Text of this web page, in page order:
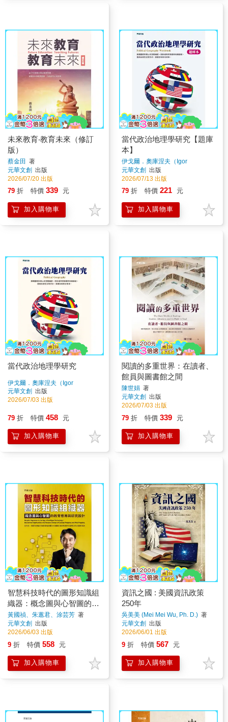
未來教育‧教育未來（修訂
版）
蔡金田 著
元華文創 出版
2026/07/20 出版
79 折 特價 339 元
加入購物車
當代政治地理學研究【題庫
本】
伊戈爾．奧庫涅夫（Igor
Okunev）、莉迪婭．日爾諾娃
（Lidia Zhirnova）
元華文創 出版
2026/07/13 出版
79 折 特價 221 元
加入購物車
當代政治地理學研究
伊戈爾．奧庫涅夫（Igor
Okunev） 著
元華文創 出版
2026/07/03 出版
79 折 特價 458 元
加入購物車
閱讀的多重世界：在讀者、
館員與圖書館之間
陳世娟 著
元華文創 出版
2026/07/03 出版
79 折 特價 339 元
加入購物車
智慧科技時代的圖形知識組
織器：概念圖與心智圖的教
育應用與研究設計
黃國禎、朱蕙君、涂芸芳 著
元華文創 出版
2026/06/03 出版
9 折 特價 558 元
加入購物車
資訊之國 : 美國資訊政策
250年
吳美美 (Mei Mei Wu, Ph. D.) 著
元華文創 出版
2026/06/01 出版
9 折 特價 567 元
加入購物車